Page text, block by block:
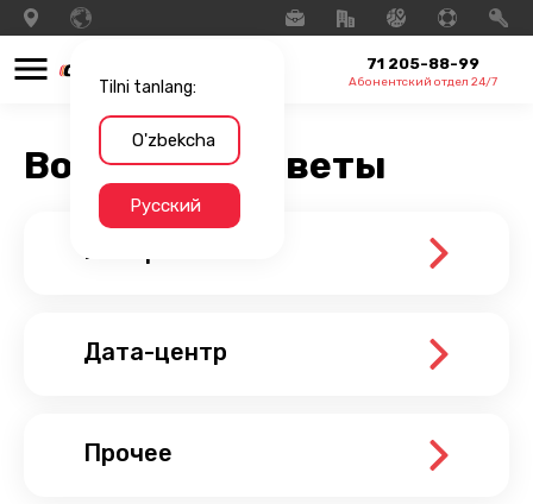
Tilni tanlang:
O'zbekcha
Русский
71 205-88-99
Абонентский отдел 24/7
Вопросы и ответы
Интернет
Дата-центр
Прочее